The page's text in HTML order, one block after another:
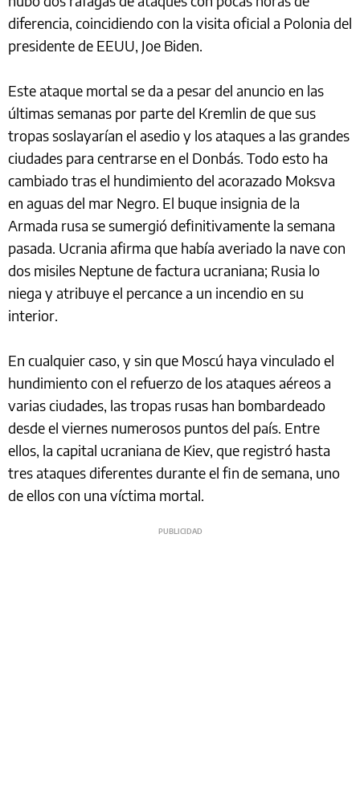
diferencia, coincidiendo con la visita oficial a Polonia del
presidente de EEUU, Joe Biden.
Este ataque mortal se da a pesar del anuncio en las
últimas semanas por parte del Kremlin de que sus
tropas soslayarían el asedio y los ataques a las grandes
ciudades para centrarse en el Donbás. Todo esto ha
cambiado tras el hundimiento del acorazado Moksva
en aguas del mar Negro. El buque insignia de la
Armada rusa se sumergió definitivamente la semana
pasada. Ucrania afirma que había averiado la nave con
dos misiles Neptune de factura ucraniana; Rusia lo
niega y atribuye el percance a un incendio en su
interior.
En cualquier caso, y sin que Moscú haya vinculado el
hundimiento con el refuerzo de los ataques aéreos a
varias ciudades, las tropas rusas han bombardeado
desde el viernes numerosos puntos del país. Entre
ellos, la capital ucraniana de Kiev, que registró hasta
tres ataques diferentes durante el fin de semana, uno
de ellos con una víctima mortal.